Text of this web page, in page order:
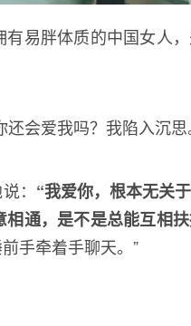
易胖体质的中国女人
会爱我吗？我陷入沉思
： “我爱你，根本无关
通，是不是总能互相扶
手牵着手聊天。”